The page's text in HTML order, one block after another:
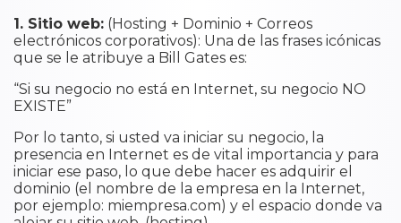
1. Sitio web: (Hosting + Dominio + Correos
electrónicos corporativos): Una de las frases icónicas
que se le atribuye a Bill Gates es:
“Si su negocio no está en Internet, su negocio NO
EXISTE”
Por lo tanto, si usted va iniciar su negocio, la
presencia en Internet es de vital importancia y para
iniciar ese paso, lo que debe hacer es adquirir el
dominio (el nombre de la empresa en la Internet,
por ejemplo: miempresa.com) y el espacio donde va